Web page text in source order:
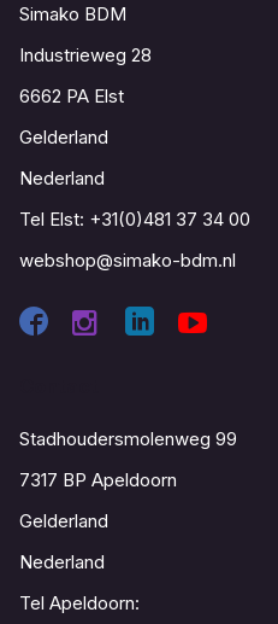
Simako BDM
Industrieweg 28
6662 PA Elst
Gelderland
Nederland
Tel Elst: +31(0)481 37 34 00
webshop@simako-bdm.nl
Stadhoudersmolenweg 99
7317 BP Apeldoorn
Gelderland
Nederland
Tel Apeldoorn: